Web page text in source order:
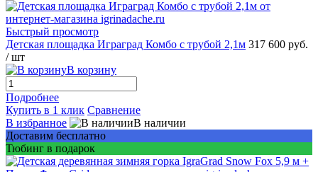
Быстрый просмотр
Детская площадка Играград Комбо с трубой 2,1м 317 600 руб.
/ шт
В корзину
Подробнее
Купить в 1 клик Сравнение
В избранное
В наличии
Доставим бесплатно
Тюбинг в подарок